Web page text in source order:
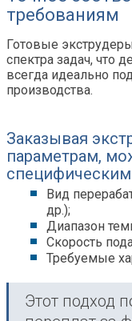
требованиям
Готовые
спектра задач, что
всегда идеально
производства.
Заказывая
параметрам,
специфическим
Вид
др.);
Диапазон
Скорость
Требуемые
Этот подход